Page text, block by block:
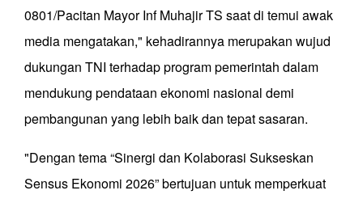
0801/Pacitan Mayor Inf Muhajir TS saat di temui awak
media mengatakan," kehadirannya merupakan wujud
dukungan TNI terhadap program pemerintah dalam
mendukung pendataan ekonomi nasional demi
pembangunan yang lebih baik dan tepat sasaran.
"Dengan tema “Sinergi dan Kolaborasi Sukseskan
Sensus Ekonomi 2026” bertujuan untuk memperkuat